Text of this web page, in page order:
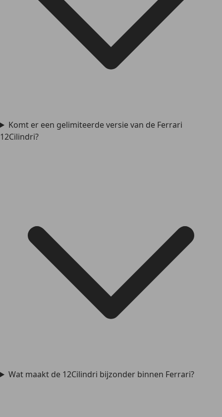
Komt er een gelimiteerde versie van de Ferrari
12Cilindri?
Wat maakt de 12Cilindri bijzonder binnen Ferrari?